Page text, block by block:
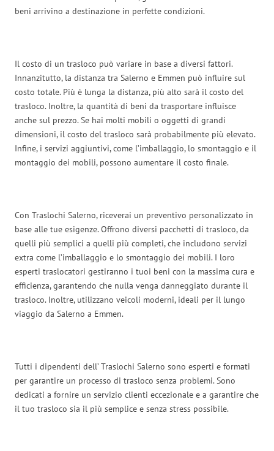
beni arrivino a destinazione in perfette condizioni.
Il costo di un trasloco può variare in base a diversi fattori.
Innanzitutto, la distanza tra Salerno e Emmen può influire sul
costo totale. Più è lunga la distanza, più alto sarà il costo del
trasloco. Inoltre, la quantità di beni da trasportare influisce
anche sul prezzo. Se hai molti mobili o oggetti di grandi
dimensioni, il costo del trasloco sarà probabilmente più elevato.
Infine, i servizi aggiuntivi, come l’imballaggio, lo smontaggio e il
montaggio dei mobili, possono aumentare il costo finale.
Con Traslochi Salerno, riceverai un preventivo personalizzato in
base alle tue esigenze. Offrono diversi pacchetti di trasloco, da
quelli più semplici a quelli più completi, che includono servizi
extra come l’imballaggio e lo smontaggio dei mobili. I loro
esperti traslocatori gestiranno i tuoi beni con la massima cura e
efficienza, garantendo che nulla venga danneggiato durante il
trasloco. Inoltre, utilizzano veicoli moderni, ideali per il lungo
viaggio da Salerno a Emmen.
Tutti i dipendenti dell’ Traslochi Salerno sono esperti e formati
per garantire un processo di trasloco senza problemi. Sono
dedicati a fornire un servizio clienti eccezionale e a garantire che
il tuo trasloco sia il più semplice e senza stress possibile.